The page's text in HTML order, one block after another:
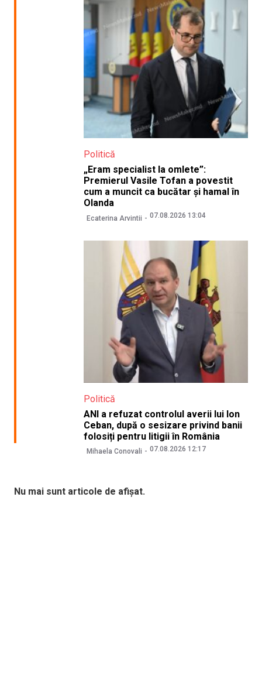
Politică
„Eram specialist la omlete”:
Premierul Vasile Tofan a povestit
cum a muncit ca bucătar și hamal în
Olanda
Ecaterina Arvintii 07.08.2026 13:04
Politică
ANI a refuzat controlul averii lui Ion
Ceban, după o sesizare privind banii
folosiți pentru litigii în România
Mihaela Conovali 07.08.2026 12:17
Nu mai sunt articole de afișat.